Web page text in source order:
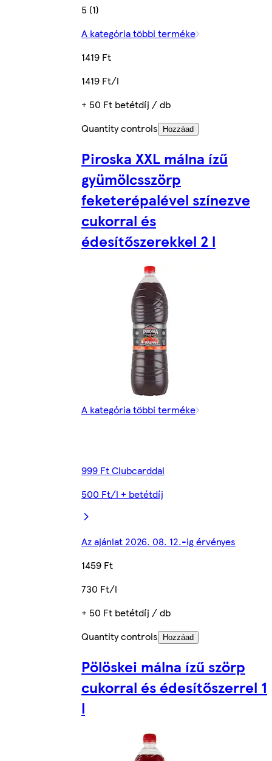
5 (1)
A kategória többi terméke
1419 Ft
1419 Ft/l
+ 50 Ft betétdíj / db
Quantity controls
Hozzáad
Piroska XXL málna ízű
gyümölcsszörp
feketerépalével színezve
cukorral és
édesítőszerekkel 2 l
A kategória többi terméke
999 Ft Clubcarddal
500 Ft/l + betétdíj
Az ajánlat 2026. 08. 12.-ig érvényes
1459 Ft
730 Ft/l
+ 50 Ft betétdíj / db
Quantity controls
Hozzáad
Pölöskei málna ízű szörp
cukorral és édesítőszerrel 1
l